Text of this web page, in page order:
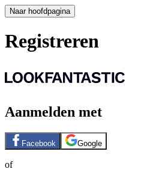
Naar hoofdpagina
Registreren
Aanmelden met
Facebook Google
of